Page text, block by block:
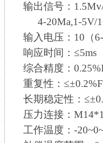
输出信号：
4-20Ma,1-5V/
输入电压： 10（
响应时间：≤5ms
综合精度：
重复性：≤±
长期稳定性：≤±
压力连接：
工作温度： -